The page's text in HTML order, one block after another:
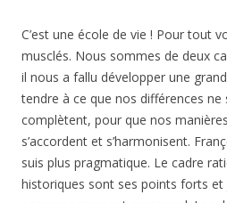
C’est une école de vie ! Pour tout
musclés. Nous sommes de deux
il nous a fallu développer une
tendre à ce que nos différences ne
complètent, pour que nos
s’accordent et s’harmonisent.
suis plus pragmatique. Le cadre
historiques sont ses points forts